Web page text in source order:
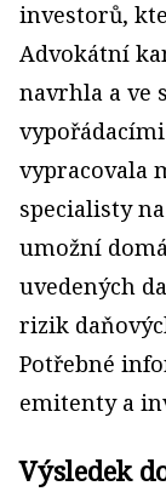
investorů,
Advokátní
navrhla a ve
vypracovala
specialisty
umožní
uvedených
rizik
Potřebné
emitenty a
Výsledek